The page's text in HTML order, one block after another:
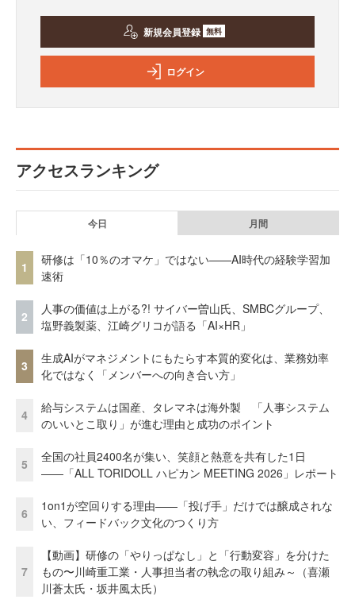
新規会員登録 無料
ログイン
アクセスランキング
今日 月間
1
研修は「10％のオマケ」ではない——AI時代の経験学習加
速術
2
人事の価値は上がる?! サイバー曽山氏、SMBCグループ、
塩野義製薬、江崎グリコが語る「AI×HR」
3
生成AIがマネジメントにもたらす本質的変化は、業務効率
化ではなく「メンバーへの向き合い方」
4
給与システムは国産、タレマネは海外製 「人事システム
のいいとこ取り」が進む理由と成功のポイント
5
全国の社員2400名が集い、笑顔と熱意を共有した1日
――「ALL TORIDOLL ハピカン MEETING 2026」レポート
6
1on1が空回りする理由——「投げ手」だけでは醸成されな
い、フィードバック文化のつくり方
7
【動画】研修の「やりっぱなし」と「行動変容」を分けた
もの〜川崎重工業・人事担当者の執念の取り組み～（喜瀬
川蒼太氏・坂井風太氏）